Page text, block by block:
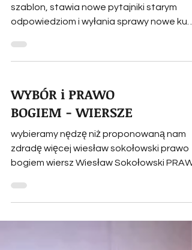
Poeta organizuje chaos, a dezorganizuje
szablon, stawia nowe pytajniki starym
odpowiedziom i wyłania sprawy nowe ku
WYBÓR i PRAWO
BOGIEM - WIERSZE
wybieramy nędzę niż proponowaną nam
zdradę więcej wiesław sokołowski prawo
bogiem wiersz Wiesław Sokołowski PRAWO